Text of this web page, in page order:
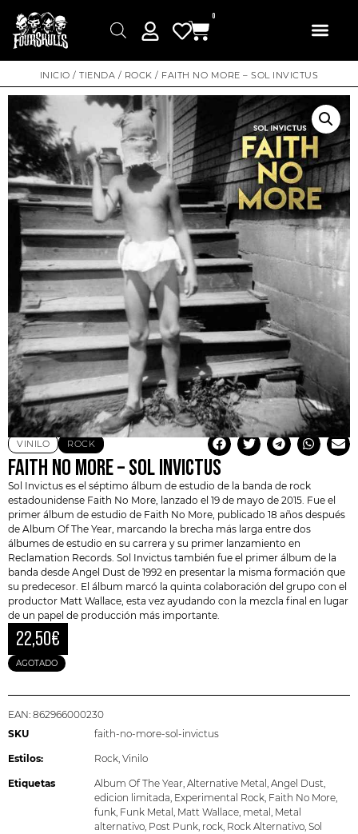
0
INICIO /TIENDA / ROCK / FAITH NO MORE – SOL INVICTUS
VINILO ROCK
FAITH NO MORE – SOL INVICTUS
Sol Invictus es el séptimo álbum de estudio de la banda de rock
estadounidense Faith No More , lanzado el 19 de mayo de 2015. Fue el
primer álbum de estudio de Faith No More, publicado 18 años después
de Album Of The Year, marcando la brecha más larga entre dos
álbumes de estudio en su carrera y su primer lanzamiento en
Reclamation Records. Sol Invictus también fue el primer álbum de la
banda desde Angel Dust de 1992 en presentar la misma formación que
su predecesor. El álbum marcó la quinta colaboración del grupo con el
productor Matt Wallace, esta vez ayudando con la mezcla final en lugar
de un papel de producción más importante.
22,50€
AGOTADO
EAN: 862966000230
SKU
faith-no-more-sol-invictus
Estilos: Rock, Vinilo
Etiquetas Album Of The Year, Alternative Metal , Angel Dust,
edicion limitada, Experimental Rock, Faith No More,
funk, Funk Metal , Matt Wallace, metal , Metal
alternativo, Post Punk, rock, Rock Alternativo, Sol